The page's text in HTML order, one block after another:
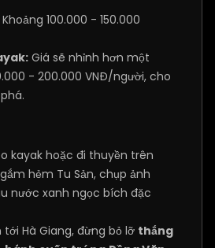
Khoảng 100.000 - 150.000
Giá sẽ nhỉnh hơn một
- 200.000 VNĐ/người, cho
kayak hoặc đi thuyền trên
hẻm Tu Sản, chụp ảnh
nước xanh ngọc bích đặc
tới Hà Giang, đừng bỏ lỡ thắng